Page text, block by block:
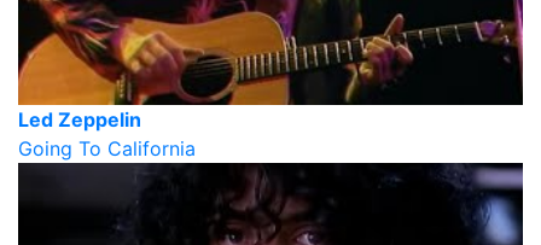
Led Zeppelin
Going To California